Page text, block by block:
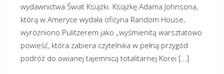
wydawnictwa Świat Książki. Książkę Adama Johnsona,
którą w Ameryce wydała oficyna Random House,
wyróżniono Pulitzerem jako „wyśmienitą warsztatowo
powieść, która zabiera czytelnika w pełną przygód
podróż do owianej tajemnicą totalitarnej Korei […]